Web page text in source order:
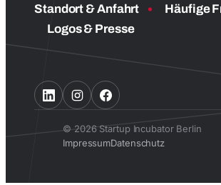
Standort & Anfahrt
Häufige
Logos & Presse
© 2026 Startup Incubator Berlin
ImpressumDatenschutz